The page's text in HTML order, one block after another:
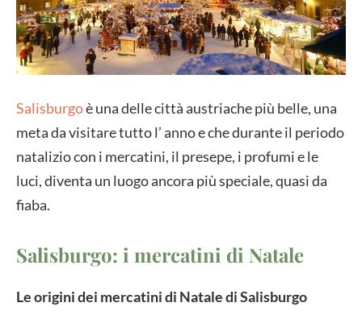
Salisburgoè una delle città austriache più belle, una
meta da visitare tutto l’ anno e che durante il periodo
natalizio con i mercatini, il presepe, i profumi e le
luci, diventa un luogo ancora più speciale, quasi da
fiaba.
Salisburgo: i mercatini di Natale
Le origini dei mercatini di Natale di Salisburgo